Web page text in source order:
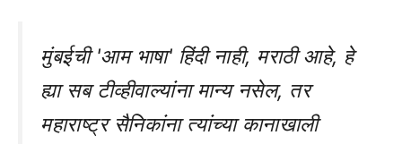
मुंबईची 'आम भाषा' हिंदी नाही, मराठी आहे, हे
ह्या सब टीव्हीवाल्यांना मान्य नसेल, तर
महाराष्ट्र सैनिकांना त्यांच्या कानाखाली